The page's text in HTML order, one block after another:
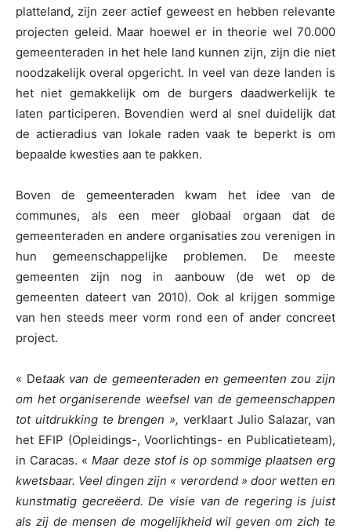
platteland, zijn zeer actief geweest en hebben relevante
projecten geleid. Maar hoewel er in theorie wel 70.000
gemeenteraden in het hele land kunnen zijn, zijn die niet
noodzakelijk overal opgericht. In veel van deze landen is
het niet gemakkelijk om de burgers daadwerkelijk te
laten participeren. Bovendien werd al snel duidelijk dat
de actieradius van lokale raden vaak te beperkt is om
bepaalde kwesties aan te pakken.
Boven de gemeenteraden kwam het idee van de
communes, als een meer globaal orgaan dat de
gemeenteraden en andere organisaties zou verenigen in
hun gemeenschappelijke problemen. De meeste
gemeenten zijn nog in aanbouw (de wet op de
gemeenten dateert van 2010). Ook al krijgen sommige
van hen steeds meer vorm rond een of ander concreet
project.
« Detaak van de gemeenteraden en gemeenten zou zijn
om het organiserende weefsel van de gemeenschappen
tot uitdrukking te brengen », verklaart Julio Salazar, van
het EFIP (Opleidings-, Voorlichtings- en Publicatieteam),
in Caracas. « Maar deze stof is op sommige plaatsen erg
kwetsbaar. Veel dingen zijn « verordend » door wetten en
kunstmatig gecreëerd. De visie van de regering is juist
als zij de mensen de mogelijkheid wil geven om zich te